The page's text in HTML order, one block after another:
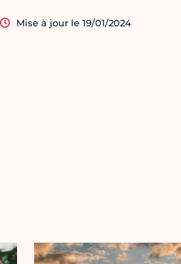
Mise à jour le 19/01/2024